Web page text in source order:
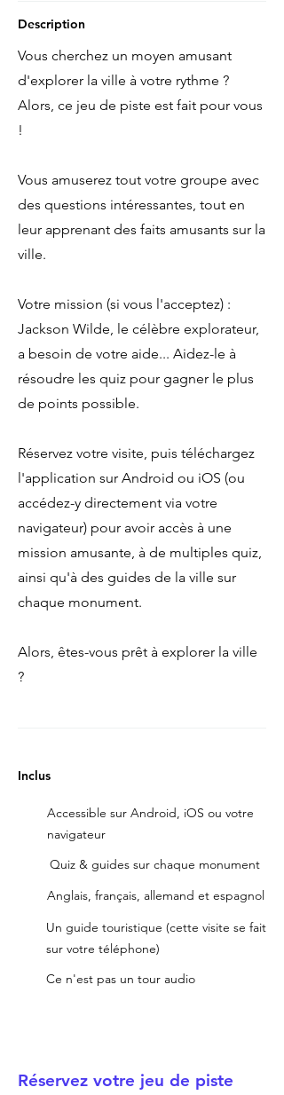
Description
Vous cherchez un moyen amusant
d'explorer la ville à votre rythme ?
Alors, ce jeu de piste est fait pour vous
!
Vous amuserez tout votre groupe avec
des questions intéressantes, tout en
leur apprenant des faits amusants sur la
ville.
Votre mission (si vous l'acceptez) :
Jackson Wilde, le célèbre explorateur,
a besoin de votre aide... Aidez-le à
résoudre les quiz pour gagner le plus
de points possible.
Réservez votre visite, puis téléchargez
l'application sur Android ou iOS (ou
accédez-y directement via votre
navigateur) pour avoir accès à une
mission amusante, à de multiples quiz,
ainsi qu'à des guides de la ville sur
chaque monument.
Alors, êtes-vous prêt à explorer la ville
?
Inclus
Accessible sur Android, iOS ou votre
navigateur
Quiz & guides sur chaque monument
Anglais, français, allemand et espagnol
Un guide touristique (cette visite se fait
sur votre téléphone)
Ce n'est pas un tour audio
Réservez votre jeu de piste